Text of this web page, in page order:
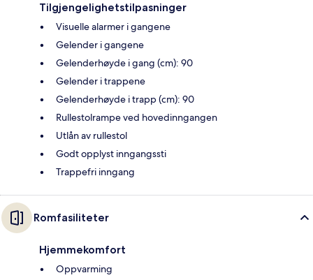
Tilgjengelighetstilpasninger
Visuelle alarmer i gangene
Gelender i gangene
Gelenderhøyde i gang (cm): 90
Gelender i trappene
Gelenderhøyde i trapp (cm): 90
Rullestolrampe ved hovedinngangen
Utlån av rullestol
Godt opplyst inngangssti
Trappefri inngang
Romfasiliteter
Hjemmekomfort
Oppvarming